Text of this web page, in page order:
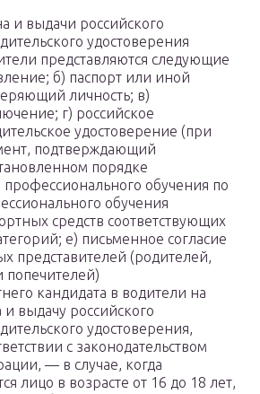
и выдачи российского
удостоверения
представляются следующие
б) паспорт или иной
личность; в)
г) российское
удостоверение (при
подтверждающий
порядке
профессионального обучения по
обучения
средств соответствующих
е) письменное согласие
представителей (родителей,
попечителей)
кандидата в водители на
выдачу российского
удостоверения,
с законодательством
— в случае, когда
лицо в возрасте от 16 до 18 лет,